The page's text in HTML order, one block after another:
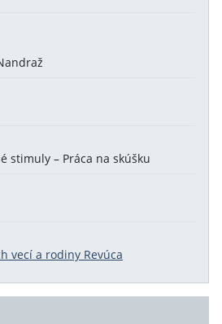
stimuly – Práca na skúšku
vecí a rodiny Revúca